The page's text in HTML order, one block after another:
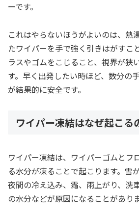
ーです。
これはやらないほうがよいのは、熱
たワイパーを手で強く引きはがすこ
ラスやゴムをこじること、視界が狭
す。早く出発したい時ほど、数分の
が結果的に安全です。
ワイパー凍結はなぜ起こる
ワイパー凍結は、ワイパーゴムとフ
る水分が凍ることで起こります。雪
夜間の冷え込み、霜、雨上がり、洗
の水分などが原因になることがありま